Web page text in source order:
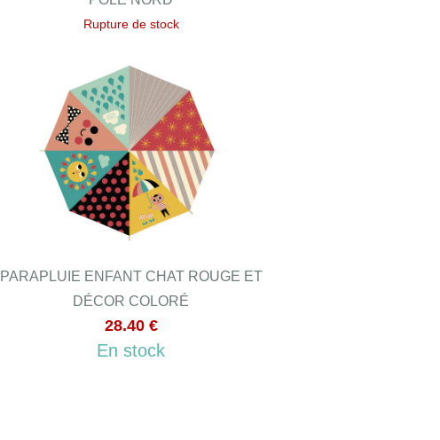
Rupture de stock
PARAPLUIE ENFANT CHAT ROUGE ET
DÉCOR COLORÉ
28.40 €
En stock